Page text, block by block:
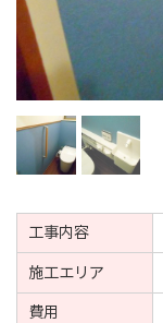
工事内容
施工エリア
費用